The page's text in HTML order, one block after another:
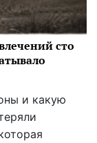
сто
и какую